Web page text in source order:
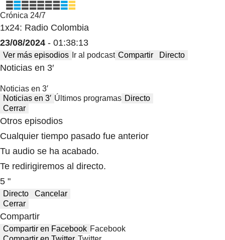
Crónica 24/7
1x24: Radio Colombia
23/08/2024 - 01:38:13
Ver más episodios Ir al podcast Compartir Directo
Noticias en 3′
Noticias en 3′
Noticias en 3′ Últimos programas Directo
Cerrar
Otros episodios
Cualquier tiempo pasado fue anterior
Tu audio se ha acabado.
Te redirigiremos al directo.
5 "
Directo
Cancelar
Cerrar
Compartir
Compartir en Facebook Facebook